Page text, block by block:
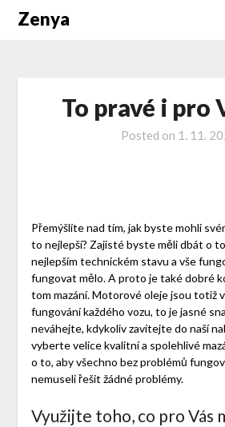
Zenya
To pravé i pro
Posted on 1. 11.
Přemýšlíte nad tím, jak byste mohli
to nejlepší? Zajisté byste měli dbát o
nejlepším technickém stavu a vše
fungovat mělo. A proto je také dobré
tom mazání.Motorové olejejsou totiž
fungování každého vozu, to je jasné
neváhejte, kdykoliv zavítejte do naší
vyberte velice kvalitní a spolehlivé
o to, aby všechno bez problémů
nemuseli řešit žádné problémy.
Využijte toho, co pro Vás